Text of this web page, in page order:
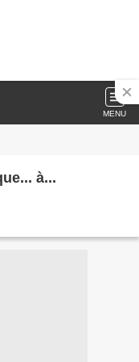
MENU
à...